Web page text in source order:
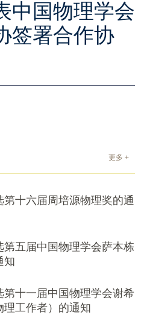
中国物理学会
签署合作协
更多 +
第十六届周培源物理奖的通
第五届中国物理学会萨本栋
知
第十一届中国物理学会谢希
理工作者）的通知